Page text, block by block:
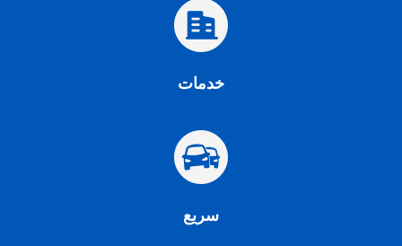
خدمات
سريع